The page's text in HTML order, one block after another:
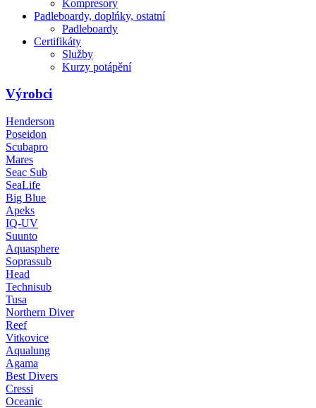
Kompresory
Padleboardy, doplńky, ostatní
Padleboardy
Certifikáty
Služby
Kurzy potápění
Výrobci
Henderson
Poseidon
Scubapro
Mares
Seac Sub
SeaLife
Big Blue
Apeks
IQ-UV
Suunto
Aquasphere
Soprassub
Head
Technisub
Tusa
Northern Diver
Reef
Vitkovice
Aqualung
Agama
Best Divers
Cressi
Oceanic